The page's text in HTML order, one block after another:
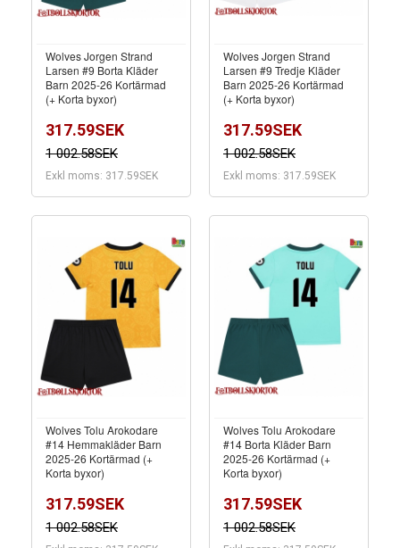
Wolves Jorgen Strand
Larsen #9 Borta Kläder
Barn 2025-26 Kortärmad
(+ Korta byxor)
317.59SEK
1 002.58SEK
Exkl moms: 317.59SEK
Wolves Jorgen Strand
Larsen #9 Tredje Kläder
Barn 2025-26 Kortärmad
(+ Korta byxor)
317.59SEK
1 002.58SEK
Exkl moms: 317.59SEK
Wolves Tolu Arokodare
#14 Hemmakläder Barn
2025-26 Kortärmad (+
Korta byxor)
317.59SEK
1 002.58SEK
Wolves Tolu Arokodare
#14 Borta Kläder Barn
2025-26 Kortärmad (+
Korta byxor)
317.59SEK
1 002.58SEK